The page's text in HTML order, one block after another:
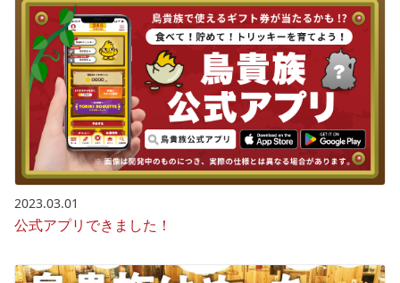
2023.03.01
公式アプリできました！